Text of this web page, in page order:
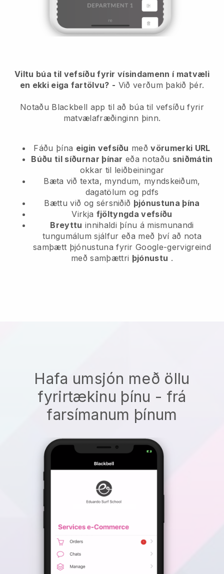
Viltu búa til vefsíðu fyrir vísindamenn í matvæli
en ekki eiga fartölvu? - Við verðum þakið þér.
Notaðu Blackbell app til að búa til vefsíðu fyrir
matvælafræðinginn þinn.
Fáðu þína eigin vefsíðu meðvörumerki URL
Búðu til síðurnar þínar eða notaðu sniðmátin
okkar til leiðbeiningar
Bæta við texta, myndum, myndskeiðum,
dagatölum og pdfs
Bættu við og sérsniðið þjónustuna þína
Virkja fjöltyngda vefsíðu
Breyttu innihaldi þínu á mismunandi
tungumálum sjálfur eða með því að nota
samþætt þjónustuna fyrir Google-gervigreind
með samþættri þjónustu .
Hafa umsjón með öllu
fyrirtækinu þínu - frá
farsímanum þínum